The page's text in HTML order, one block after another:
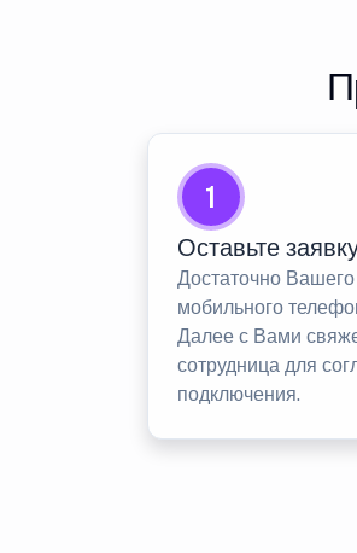
1
Оставьте
Достаточно
мобильного
Далее с Вами
сотрудница для
подключения.